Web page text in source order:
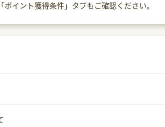
イント獲得条件」タブもご確認ください。